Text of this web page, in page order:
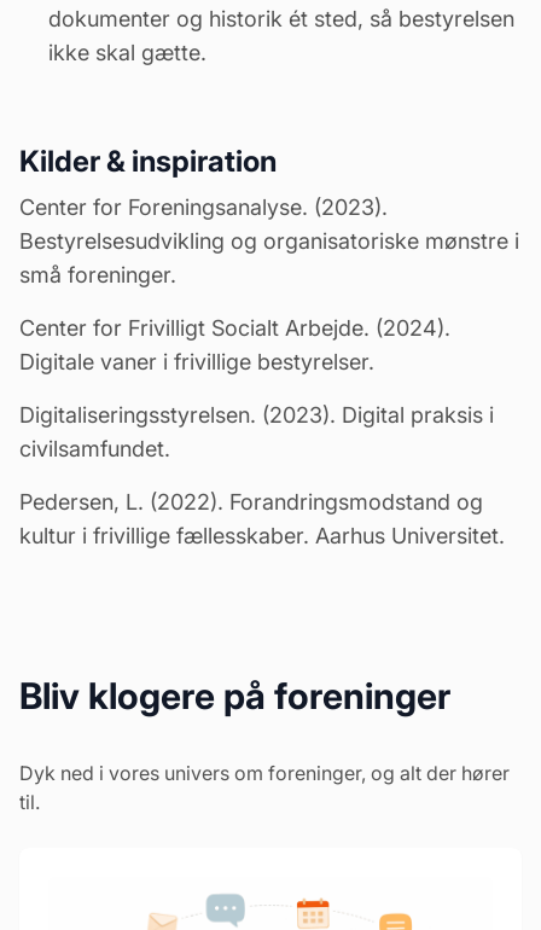
dokumenter og historik ét sted, så bestyrelsen
ikke skal gætte.
Kilder & inspiration
Center for Foreningsanalyse. (2023).
Bestyrelsesudvikling og organisatoriske mønstre i
små foreninger.
Center for Frivilligt Socialt Arbejde. (2024).
Digitale vaner i frivillige bestyrelser.
Digitaliseringsstyrelsen. (2023). Digital praksis i
civilsamfundet.
Pedersen, L. (2022). Forandringsmodstand og
kultur i frivillige fællesskaber. Aarhus Universitet.
Bliv klogere på foreninger
Dyk ned i vores univers om foreninger, og alt der hører
til.